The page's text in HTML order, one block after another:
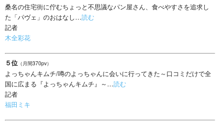
桑名の住宅街に佇むちょっと不思議なパン屋さん、食べやすさを追求し
た「パヴェ」のおはなし…読む
記者
木全彩花
５位 （月間370pv）
よっちゃんキムチ/噂のよっちゃんに会いに行ってきた～口コミだけで全
国に広まる『よっちゃんキムチ』～…読む
記者
福田ミキ